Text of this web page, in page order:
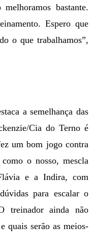
bastante.
Espero que
o que trabalhamos”,
a semelhança das
Cia do Terno é
um bom jogo contra
o nosso, mescla
e a Indira, com
para escalar o
treinador ainda não
quais serão as meios-